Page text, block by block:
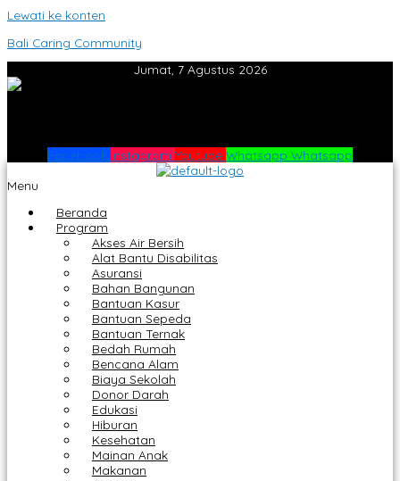
Lewati ke konten
Bali Caring Community
Jumat, 7 Agustus 2026
Facebook Instagram Youtube Whatsapp Whatsapp
Menu
Beranda
Program
Akses Air Bersih
Alat Bantu Disabilitas
Asuransi
Bahan Bangunan
Bantuan Kasur
Bantuan Sepeda
Bantuan Ternak
Bedah Rumah
Bencana Alam
Biaya Sekolah
Donor Darah
Edukasi
Hiburan
Kesehatan
Mainan Anak
Makanan